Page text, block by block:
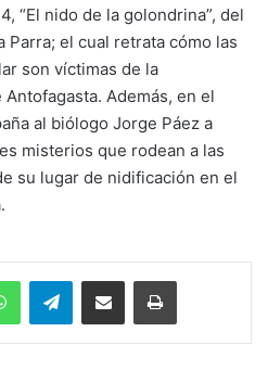
“El nido de la golondrina”, del
Parra; el cual retrata cómo las
son víctimas de la
Además, en el
al biólogo Jorge Páez a
misterios que rodean a las
su lugar de nidificación en el
WhatsAppTelegramEnviar vía email Imprimir